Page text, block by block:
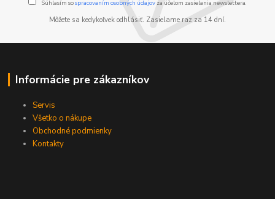
Súhlasím sospracovaním osobných údajov za účelom zasielania newslettera.
Môžete sa kedykoľvek odhlásiť. Zasielame raz za 14 dní.
Informácie pre zákazníkov
Servis
Všetko o nákupe
Obchodné podmienky
Kontakty